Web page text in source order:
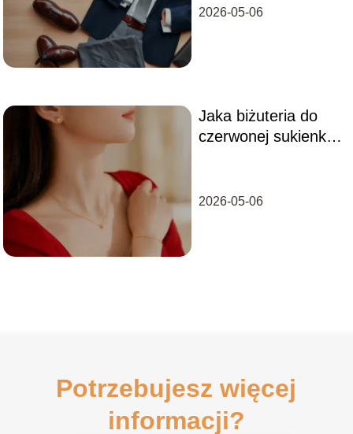
2026-05-06
Jaka biżuteria do
czerwonej sukienki
2026-05-06
Potrzebujesz więcej
informacji?